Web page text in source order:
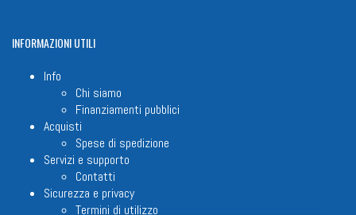
INFORMAZIONIUTILI
Info
Chi siamo
Finanziamenti pubblici
Acquisti
Spese di spedizione
Servizi e supporto
Contatti
Sicurezza e privacy
Termini di utilizzo